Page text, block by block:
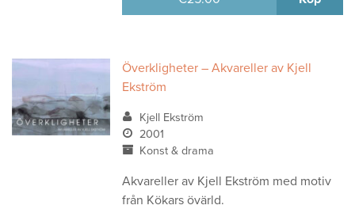
Överkligheter – Akvareller av Kjell
Ekström
Kjell Ekström
2001
Konst & drama
Akvareller av Kjell Ekström med motiv
från Kökars övärld.